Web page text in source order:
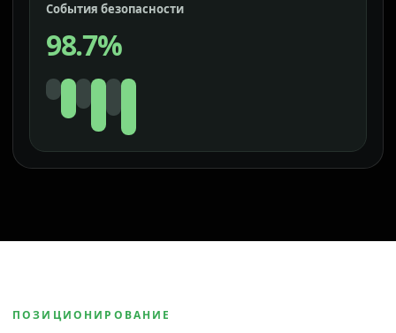
События безопасности
98.7%
ПОЗИЦИОНИРОВАНИЕ